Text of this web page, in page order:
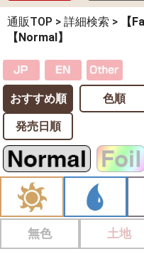
通販TOP > 詳細検索 >
【
【Normal】
おすすめ順 色順
発売日順
無色 土地